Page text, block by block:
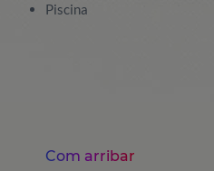
Piscina
Com arribar